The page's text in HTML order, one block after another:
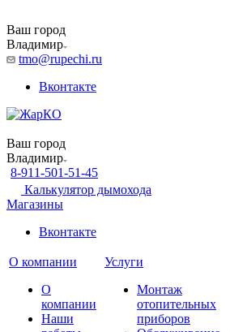
Ваш город
Владимир
tmo@rupechi.ru
Вконтакте
Ваш город
Владимир
8-911-501-51-45
Калькулятор дымохода
Магазины
Вконтакте
О компании
О
компании
Наши
Услуги
Монтаж
отопительных
приборов